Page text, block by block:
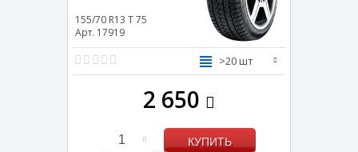
155/70 R13 T75
Арт. 17919
>20 шт
2 650
1 КУПИТЬ